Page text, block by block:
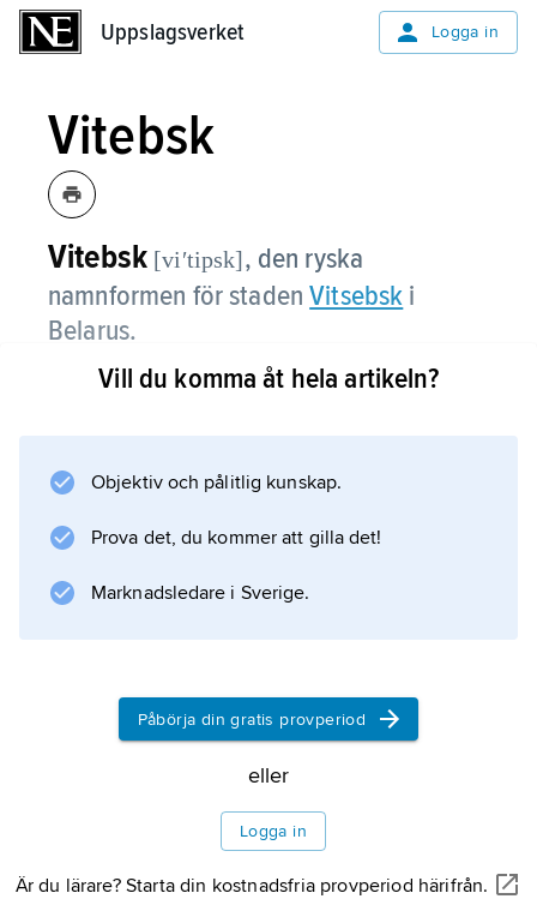
Uppslagsverket Logga in
Vitebsk
Vitebsk [viʹtipsk], den ryska
namnformen för stadenVitsebsk i
Belarus.
Information om artikeln
Vill du komma åt hela artikeln?
Objektiv och pålitlig kunskap.
Prova det, du kommer att gilla det!
Marknadsledare i Sverige.
Påbörja din gratis provperiod
eller
Logga in
Är du lärare? Starta din kostnadsfria provperiod härifrån.